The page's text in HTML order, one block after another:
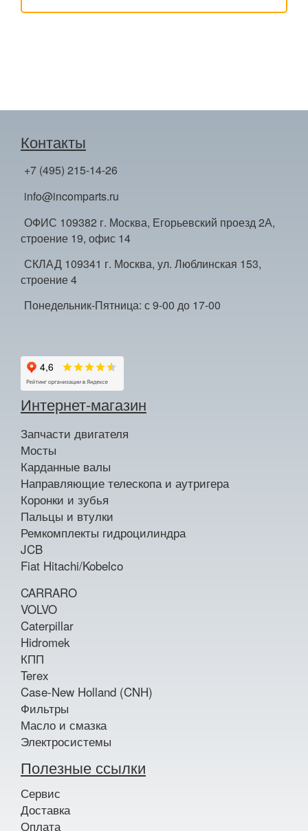
Контакты
+7 (495) 215-14-26
info@incomparts.ru
ОФИС 109382 г. Москва, Егорьевский проезд 2А,
строение 19, офис 14
СКЛАД 109341 г. Москва, ул. Люблинская 153,
строение 4
Понедельник-Пятница: с 9-00 до 17-00
Интернет-магазин
Запчасти двигателя
Мосты
Карданные валы
Направляющие телескопа и аутригера
Коронки и зубья
Пальцы и втулки
Ремкомплекты гидроцилиндра
JCB
Fiat Hitachi/Kobelco
CARRARO
VOLVO
Caterpillar
Hidromek
КПП
Terex
Case-New Holland (CNH)
Фильтры
Масло и смазка
Электросистемы
Полезные ссылки
Сервис
Доставка
Оплата